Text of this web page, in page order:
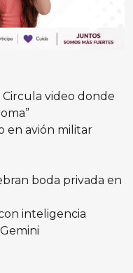
Circula video donde
en avión militar
boda privada en
inteligencia